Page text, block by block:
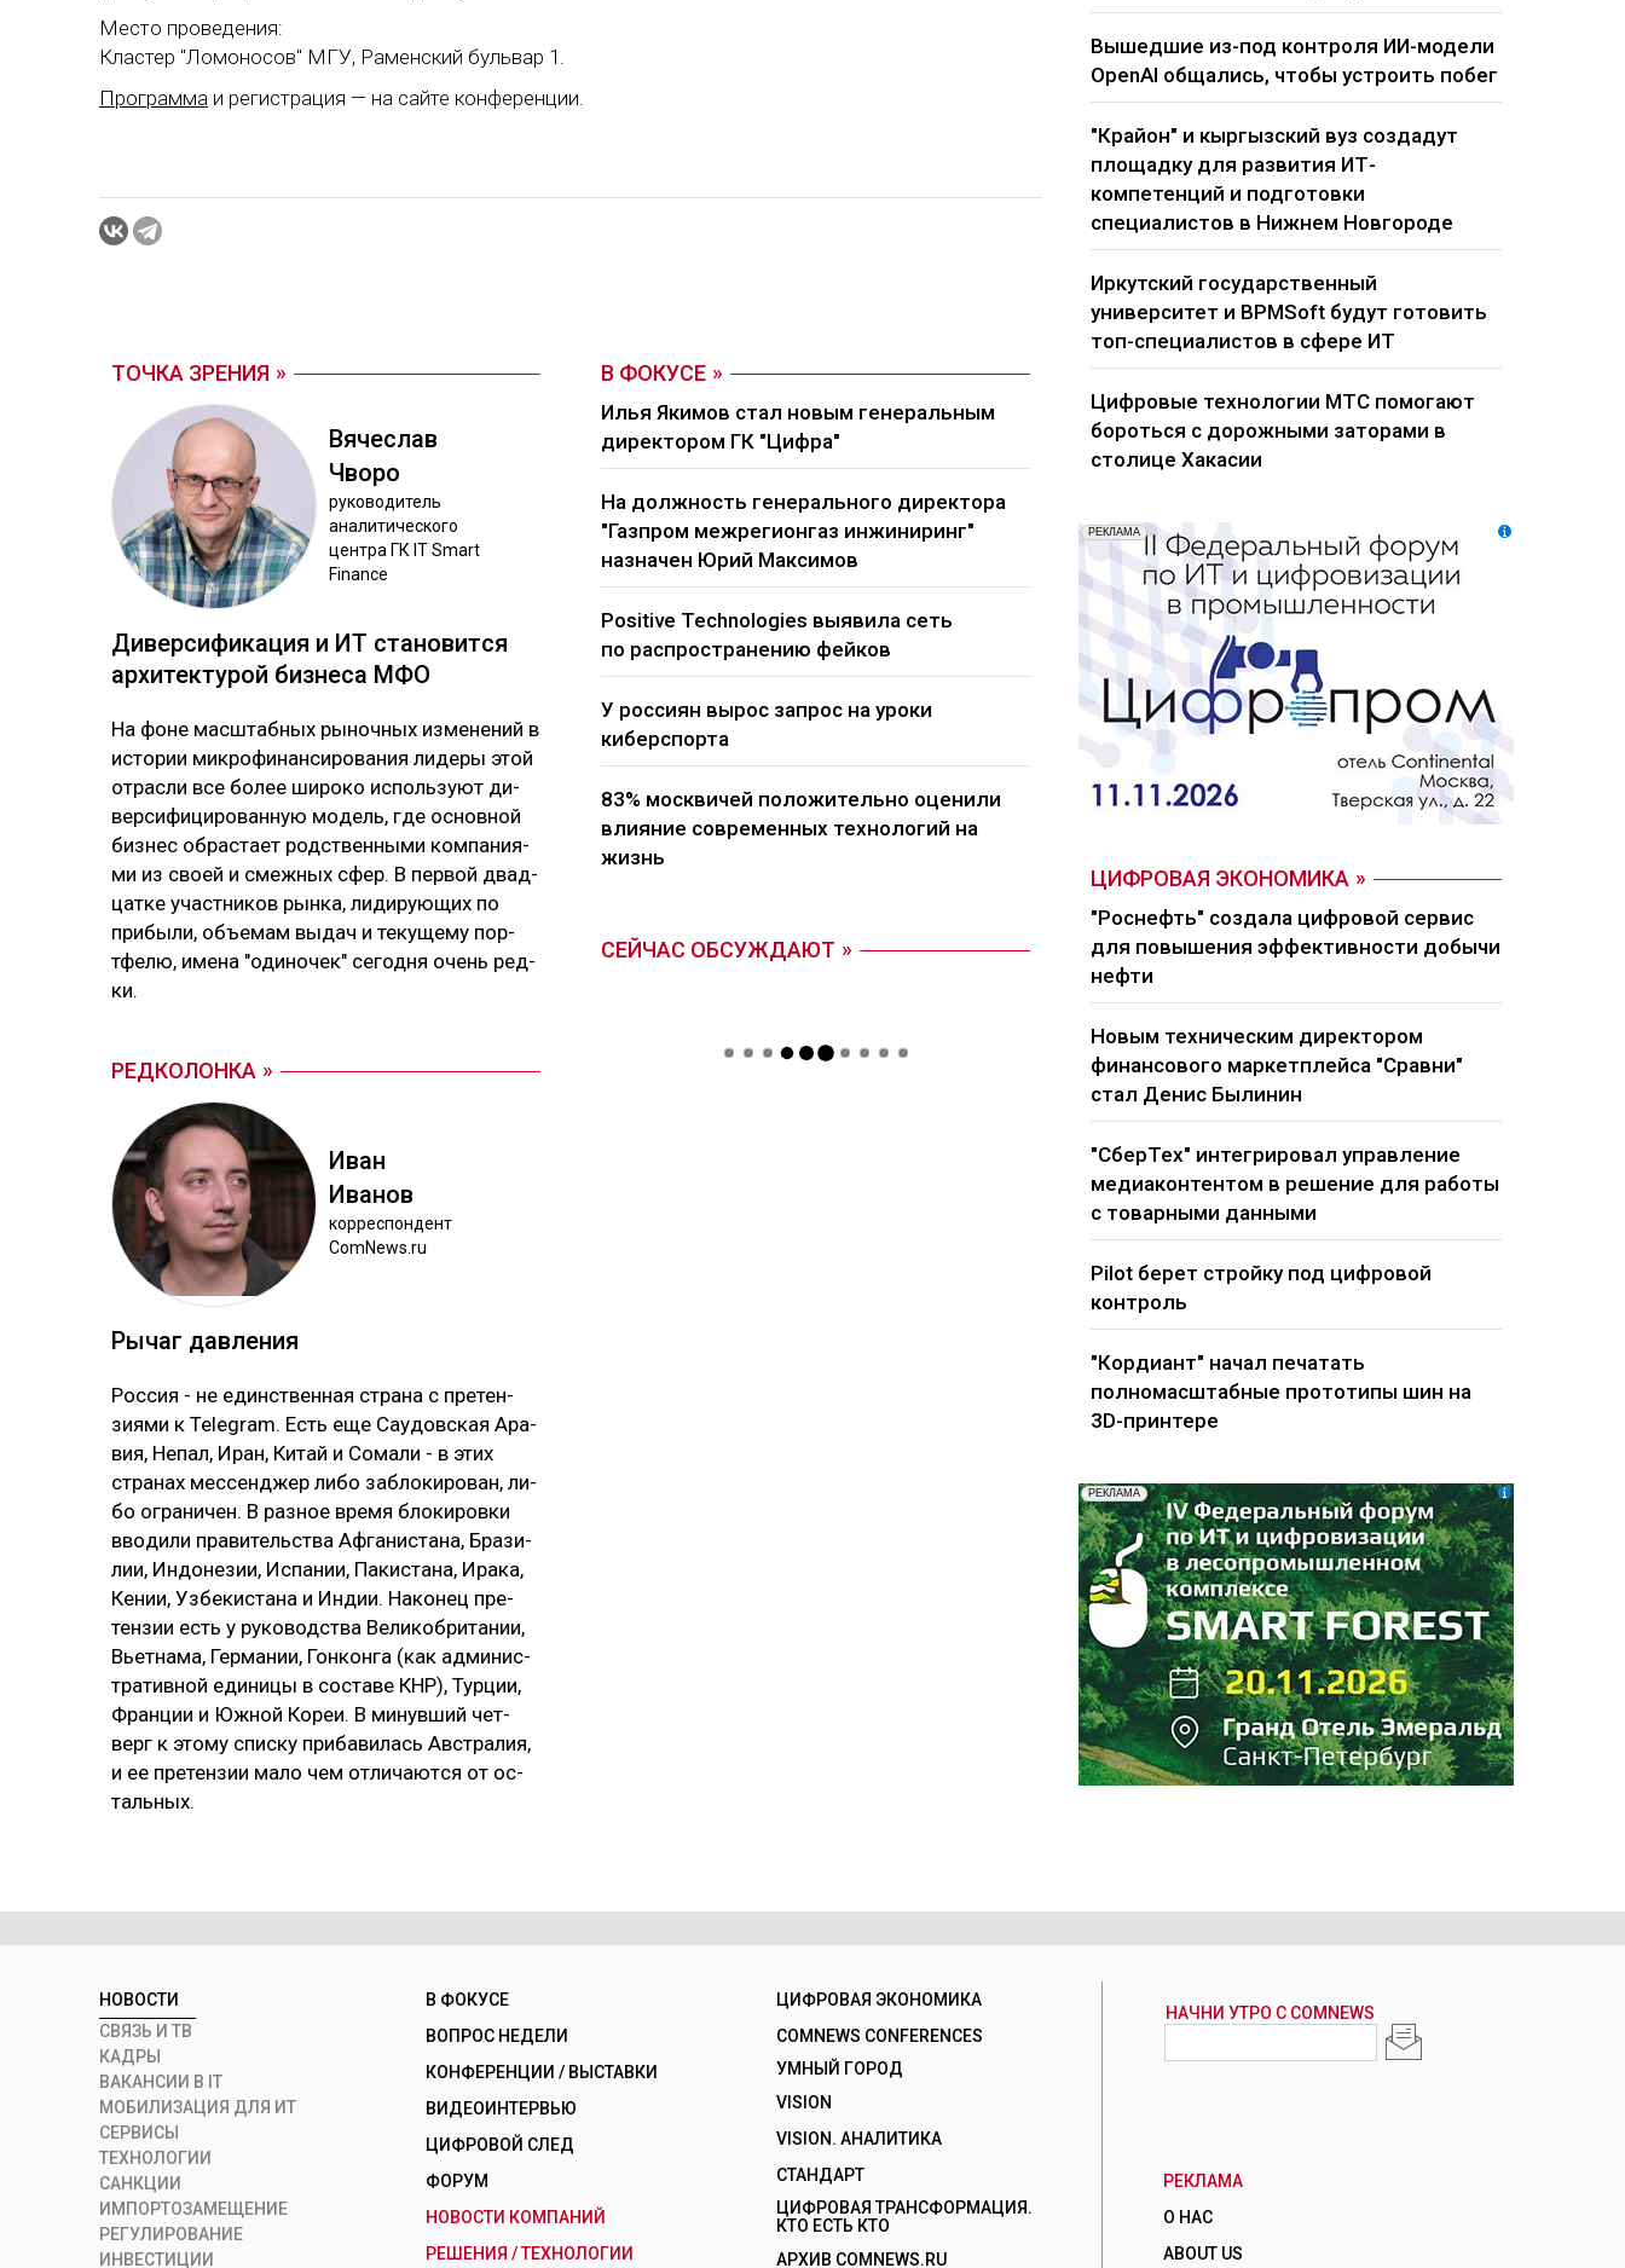
Место проведения:
Кластер "Ломоносов" МГУ, Раменский бульвар 1.
Программа и регистрация — на сайте конференции.
ТОЧКА ЗРЕНИЯ
Вя­чес­лав
Чво­ро
ру­ково­дитель
ана­лити­чес­ко­го
цен­тра ГК IT Smart
Finance
Ди­вер­си­фика­ция и ИТ ста­новит­ся
ар­хи­тек­ту­рой биз­не­са МФО
На фо­не мас­штаб­ных ры­ноч­ных из­ме­не­ний в
ис­то­рии мик­ро­фи­нан­си­ро­ва­ния ли­де­ры этой
от­рас­ли все бо­лее ши­ро­ко ис­поль­зуют ди­
вер­си­фи­ци­ро­ван­ную мо­дель, где ос­нов­ной
биз­нес об­рас­тает родс­твен­ны­ми ком­па­ния­
ми из своей и смеж­ных сфер. В пер­вой двад­
цат­ке учас­тни­ков рын­ка, ли­ди­рую­щих по
при­бы­ли, объ­емам вы­дач и те­ку­ще­му пор­
тфе­лю, име­на "оди­но­чек" се­год­ня очень ред­
ки.
РЕДКОЛОНКА
Иван
Ива­нов
кор­рес­пон­дент
ComNews.ru
Ры­чаг дав­ле­ния
Рос­сия - не единс­твен­ная стра­на с пре­тен­
зия­ми к Telegram. Есть еще Сау­дов­ская Ара­
вия, Не­пал, Иран, Ки­тай и Со­ма­ли - в этих
стра­нах мес­сен­джер ли­бо заб­ло­ки­ро­ван, ли­
бо ог­ра­ни­чен. В раз­ное вре­мя бло­ки­ров­ки
вво­ди­ли пра­ви­тель­ства Аф­га­нис­та­на, Бра­зи­
лии, Ин­до­не­зии, Ис­па­нии, Па­кис­та­на, Ира­ка,
Ке­нии, Уз­бе­кис­та­на и Ин­дии. На­ко­нец пре­
тен­зии есть у ру­ко­водс­тва Ве­ли­коб­ри­та­нии,
Вь­ет­на­ма, Гер­ма­нии, Гон­кон­га (как ад­ми­нис­
тра­тив­ной еди­ни­цы в сос­та­ве КНР), Тур­ции,
Фран­ции и Юж­ной Ко­реи. В ми­нув­ший чет­
верг к это­му спис­ку при­ба­ви­лась Авс­тра­лия,
и ее пре­тен­зии ма­ло чем от­ли­чают­ся от ос­
таль­ных.
В ФОКУСЕ
Илья Якимов стал новым генеральным
директором ГК "Цифра"
На должность генерального директора
"Газпром межрегионгаз инжиниринг"
назначен Юрий Максимов
Positive Technologies выявила сеть
по распространению фейков
У россиян вырос запрос на уроки
киберспорта
83% москвичей положительно оценили
влияние современных технологий на
жизнь
СЕЙЧАС ОБСУЖДАЮТ
Вышедшие из-под контроля ИИ-модели
OpenAI общались, чтобы устроить побег
"Крайон" и кыргызский вуз создадут
площадку для развития ИТ-
компетенций и подготовки
специалистов в Нижнем Новгороде
Иркутский государственный
университет и BPMSoft будут готовить
топ-специалистов в сфере ИТ
Цифровые технологии МТС помогают
бороться с дорожными заторами в
столице Хакасии
ЦИФРОВАЯ ЭКОНОМИКА
"Роснефть" создала цифровой сервис
для повышения эффективности добычи
нефти
Новым техническим директором
финансового маркетплейса "Сравни"
стал Денис Былинин
"СберТех" интегрировал управление
медиаконтентом в решение для работы
с товарными данными
Pilot берет стройку под цифровой
контроль
"Кордиант" начал печатать
полномасштабные прототипы шин на
3D-принтере
НОВОСТИ
СВЯЗЬ И ТВ
КАДРЫ
ВАКАНСИИ В IT
МОБИЛИЗАЦИЯ ДЛЯ ИТ
СЕРВИСЫ
ТЕХНОЛОГИИ
САНКЦИИ
ИМПОРТОЗАМЕЩЕНИЕ
РЕГУЛИРОВАНИЕ
ИНВЕСТИЦИИ
В ФОКУСЕ
ВОПРОС НЕДЕЛИ
КОНФЕРЕНЦИИ / ВЫСТАВКИ
ВИДЕОИНТЕРВЬЮ
ЦИФРОВОЙ СЛЕД
ФОРУМ
НОВОСТИ КОМПАНИЙ
РЕШЕНИЯ / ТЕХНОЛОГИИ
ЦИФРОВАЯ ЭКОНОМИКА
COMNEWS CONFERENCES
УМНЫЙ ГОРОД
VISION
VISION. АНАЛИТИКА
СТАНДАРТ
ЦИФРОВАЯ ТРАНСФОРМАЦИЯ.
КТО ЕСТЬ КТО
АРХИВ COMNEWS.RU
РЕКЛАМА
О НАС
ABOUT US